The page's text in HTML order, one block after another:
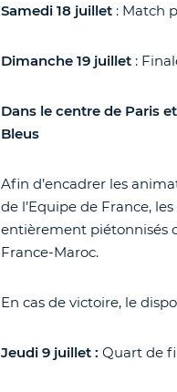
Samedi 18 juillet : Match
Dimanche 19 juillet :
Dans le centre de Paris
Bleus
Afin d’encadrer les
de l’Equipe de France,
entièrement piétonnisés
France-Maroc.
En cas de victoire, le
Jeudi 9 juillet : Quart de